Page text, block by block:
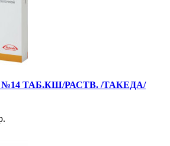
ТАБ.КШ/РАСТВ. /ТАКЕДА/